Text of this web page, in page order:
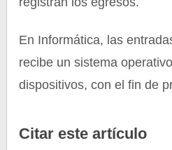
En Informática, las
recibe un sistema
dispositivos, con el fin de
Citar este artículo